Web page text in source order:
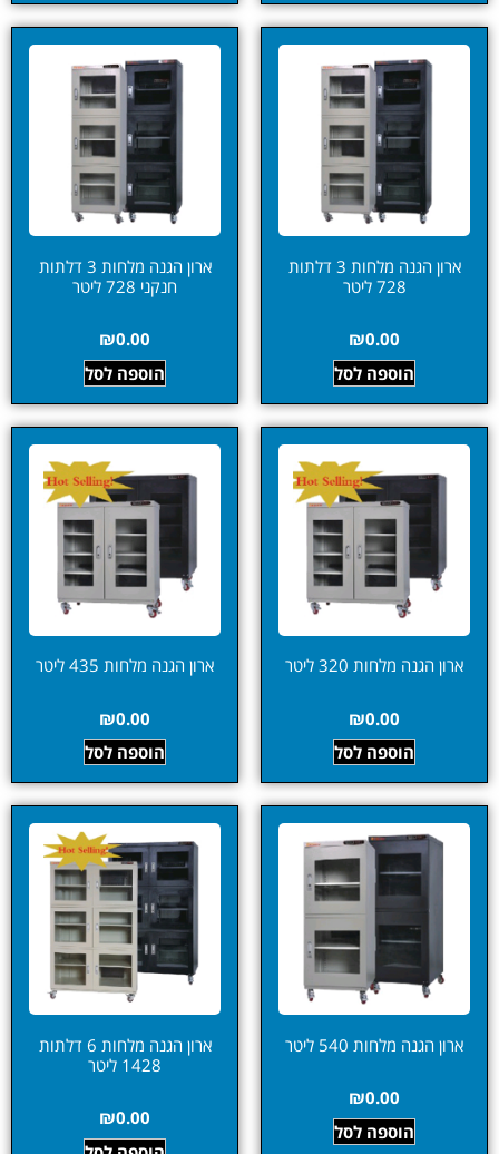
ארון הגנה מלחות 3 דלתות
728 ליטר
₪0.00
הוספה לסל
ארון הגנה מלחות 3 דלתות
חנקני 728 ליטר
₪0.00
הוספה לסל
ארון הגנה מלחות 320 ליטר
₪0.00
הוספה לסל
ארון הגנה מלחות 435 ליטר
₪0.00
הוספה לסל
ארון הגנה מלחות 540 ליטר
₪0.00
הוספה לסל
ארון הגנה מלחות 6 דלתות
1428 ליטר
₪0.00